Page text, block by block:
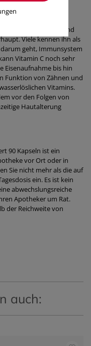
Mikronährstoffen und
Viele kennen ihn als
geht, Immunsystem
Vitamin C noch sehr
Eisenaufnahme bis hin
Funktion von Zähnen und
Vitamins.
vor den Folgen von
Hautalterung
90 Kapseln ist ein
vor Ort oder in
Sie nicht mehr als die auf
ein. Es ist kein
abwechslungsreiche
Apotheker um Rat.
der Reichweite von
auch: